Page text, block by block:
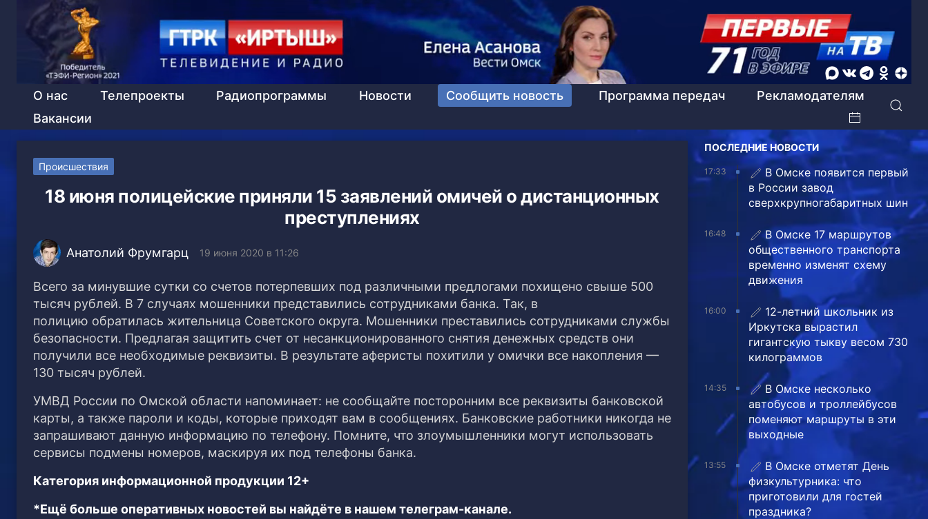
О нас Телепроекты Радиопрограммы Новости Сообщить новость Программа передач
Рекламодателям
Вакансии
Происшествия
18 июня полицейские приняли 15 заявлений омичей о дистанционных
преступлениях
Анатолий Фрумгарц 19 июня 2020 в 11:26
Всего за минувшие сутки со счетов потерпевших под различными предлогами похищено свыше 500
тысяч рублей. В 7 случаях мошенники представились сотрудниками банка. Так, в
полицию обратилась жительница Советского округа. Мошенники преставились сотрудниками службы
безопасности. Предлагая защитить счет от несанкционированного снятия денежных средств они
получили все необходимые реквизиты. В результате аферисты похитили у омички все накопления —
130 тысяч рублей.
УМВД России по Омской области напоминает: не сообщайте посторонним все реквизиты банковской
карты, а также пароли и коды, которые приходят вам в сообщениях. Банковские работники никогда не
запрашивают данную информацию по телефону. Помните, что злоумышленники могут использовать
сервисы подмены номеров, маскируя их под телефоны банка.
Категория информационной продукции 12+
*Ещё больше оперативных новостей вы найдёте в нашем телеграм-канале.
ПОСЛЕДНИЕ НОВОСТИ
17:33
В Омске появится первый
в России завод
сверхкрупногабаритных шин
16:48
В Омске 17 маршрутов
общественного транспорта
временно изменят схему
движения
16:00
12-летний школьник из
Иркутска вырастил
гигантскую тыкву весом 730
килограммов
14:35
В Омске несколько
автобусов и троллейбусов
поменяют маршруты в эти
выходные
13:55
В Омске отметят День
физкультурника: что
приготовили для гостей
праздника?